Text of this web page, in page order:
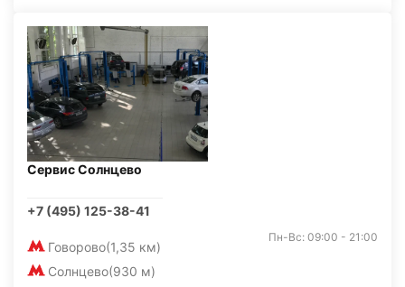
Сервис Солнцево
+7 (495) 125-38-41
Говорово(1,35 км)
Солнцево(930 м)
Пн-Вс: 09:00 - 21:00